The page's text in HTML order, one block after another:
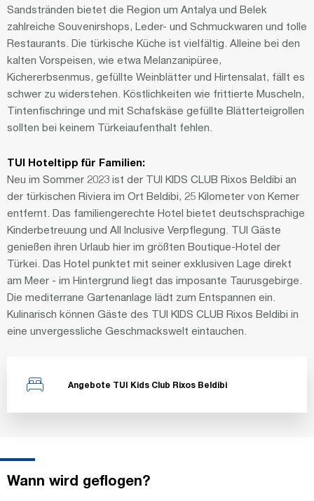
Sandstränden bietet die Region um Antalya und Belek
zahlreiche Souvenirshops, Leder- und Schmuckwaren und tolle
Restaurants. Die türkische Küche ist vielfältig. Alleine bei den
kalten Vorspeisen, wie etwa Melanzanipüree,
Kichererbsenmus, gefüllte Weinblätter und Hirtensalat, fällt es
schwer zu widerstehen. Köstlichkeiten wie frittierte Muscheln,
Tintenfischringe und mit Schafskäse gefüllte Blätterteigrollen
sollten bei keinem Türkeiaufenthalt fehlen.
TUI Hoteltipp für Familien:
Neu im Sommer 2023 ist der TUI KIDS CLUB Rixos Beldibi an
der türkischen Riviera im Ort Beldibi, 25 Kilometer von Kemer
entfernt. Das familiengerechte Hotel bietet deutschsprachige
Kinderbetreuung und All Inclusive Verpflegung. TUI Gäste
genießen ihren Urlaub hier im größten Boutique-Hotel der
Türkei. Das Hotel punktet mit seiner exklusiven Lage direkt
am Meer - im Hintergrund liegt das imposante Taurusgebirge.
Die mediterrane Gartenanlage lädt zum Entspannen ein.
Kulinarisch können Gäste des TUI KIDS CLUB Rixos Beldibi in
eine unvergessliche Geschmackswelt eintauchen.
Angebote TUI Kids Club Rixos Beldibi
Wann wird geflogen?